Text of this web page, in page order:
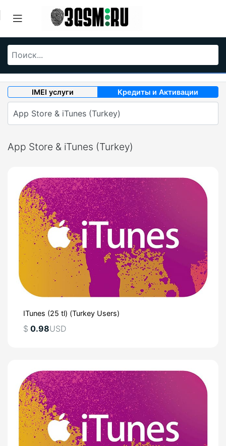
IMEI услуги Кредиты и Активации
App Store & iTunes (Turkey)
ITunes (25 tl) (Turkey Users)
$ 0.98USD